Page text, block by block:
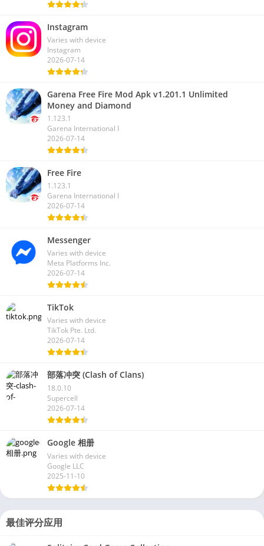
Instagram
Varies with device
Instagram
2026-07-14
Garena Free Fire Mod Apk v1.201.1 Unlimited
Money and Diamond
1.123.1
Garena International I
2026-07-14
Free Fire
1.123.1
Garena International I
2026-07-14
Messenger
Varies with device
Meta Platforms Inc.
2026-07-14
TikTok
Varies with device
TikTok Pte. Ltd.
2026-07-14
部落冲突 (Clash of Clans)
18.0.10
Supercell
2026-07-14
Google 相册
Varies with device
Google LLC
2025-11-10
最佳评分应用